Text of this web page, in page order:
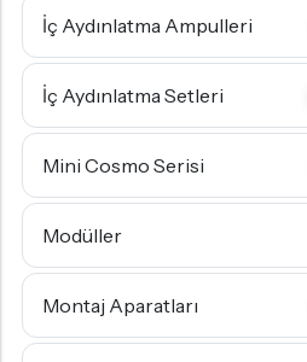
İç Aydınlatma Ampulleri
İç Aydınlatma Setleri
Mini Cosmo Serisi
Modüller
Montaj Aparatları